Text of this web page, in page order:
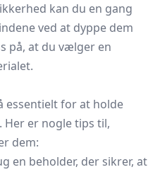
kan du en gang
ved at dyppe dem
på, at du vælger en
essentielt for at holde
Her er nogle tips til,
dem:
en beholder, der sikrer, at